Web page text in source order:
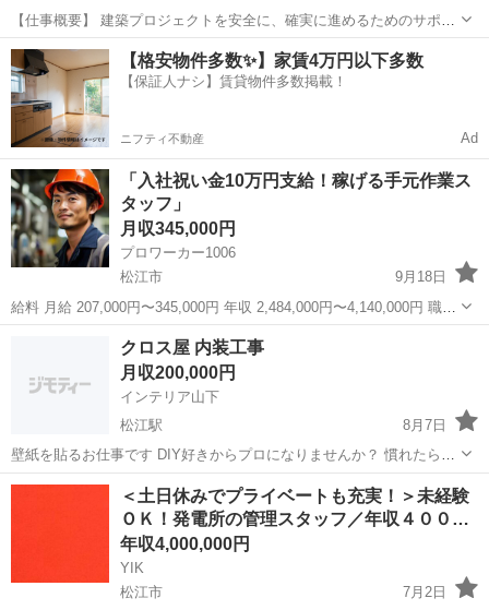
【仕事概要】 建築プロジェクトを安全に、確実に進めるためのサポー
ト業務をお任せします。 盛り上がりを見せる建築業界で、経験ゼロか
ら専門知識を身につけてみませんか？ 【仕事詳細】 ・協力スタッフの
手配、サポート...
島根 松江市 土木 未経験
【格安物件多数✨】家賃4万円以下多数
【保証人ナシ】賃貸物件多数掲載！
ニフティ不動産 Ad
「入社祝い金10万円支給！稼げる手元作業ス
タッフ」
月収345,000円
プロワーカー1006
松江市
9月18日
給料 月給 207,000円〜345,000円 年収 2,484,000円〜4,140,000円 職種
手元作業スタッフ 仕事内容 機械設備、配管工事、溶接工事などの現場
における手元、雑工、軽作業が主なお...
その他 未経験
クロス屋 内装工事
月収200,000円
インテリア山下
松江駅
8月7日
壁紙を貼るお仕事です DIY好きからプロになりませんか？ 慣れたら1
人で現場回っていただきます 女性でも大丈夫です 車の免許は必要です
日曜祝日が休みです
島根 松江市 松江駅 内装職人 DIY
＜土日休みでプライベートも充実！＞未経験
ＯＫ！発電所の管理スタッフ／年収４００…
年収4,000,000円
YIK
松江市
7月2日